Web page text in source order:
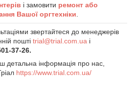
і замовити ремонт або
Вашої оргтехніки
звертайтеся до менеджерів
пошті trial@trial.com.ua і
37-26.
детальна інформація про нас,
https://www.trial.com.ua/